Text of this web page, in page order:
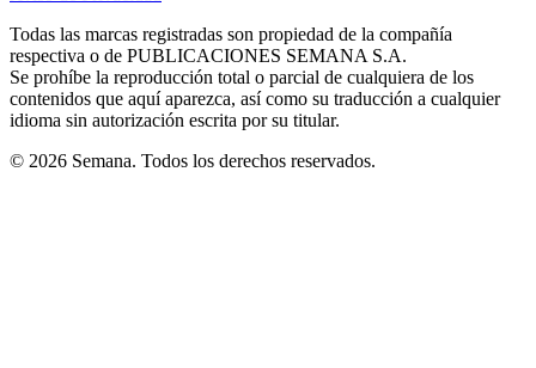
windowwindowwindow
new
window
Todas las marcas registradas son propiedad de la compañía
respectiva o de PUBLICACIONES SEMANA S.A.
Se prohíbe la reproducción total o parcial de cualquiera de los
contenidos que aquí aparezca, así como su traducción a cualquier
idioma sin autorización escrita por su titular.
© 2026 Semana. Todos los derechos reservados.